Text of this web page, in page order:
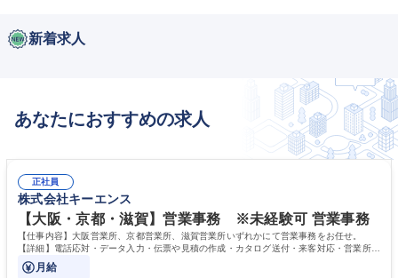
新着求人
あなたにおすすめの求人
正社員
株式会社キーエンス
【大阪・京都・滋賀】営業事務 ※未経験可 営業事務
【仕事内容】大阪営業所、京都営業所、滋賀営業所いずれかにて営業事務をお任せ。
【詳細】電話応対・データ入力・伝票や見積の作成・カタログ送付・来客対応・営業所内
で発生する事務業務や業務改善をお任せ。
月給